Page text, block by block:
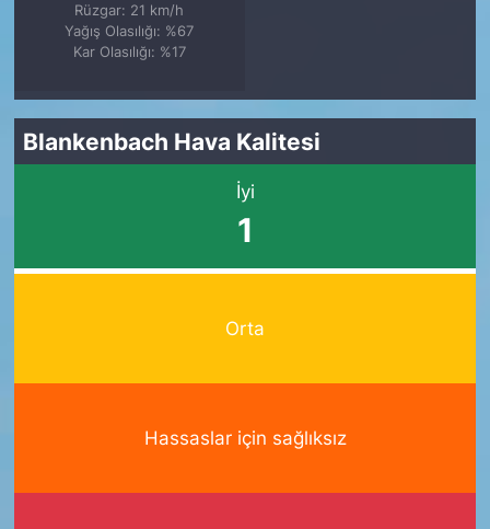
Rüzgar: 21 km/h
Yağış Olasılığı: %67
Kar Olasılığı: %17
Blankenbach Hava Kalitesi
İyi
1
Orta
Hassaslar için sağlıksız